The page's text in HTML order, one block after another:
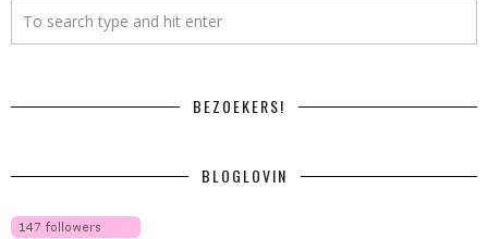
BEZOEKERS!
BLOGLOVIN